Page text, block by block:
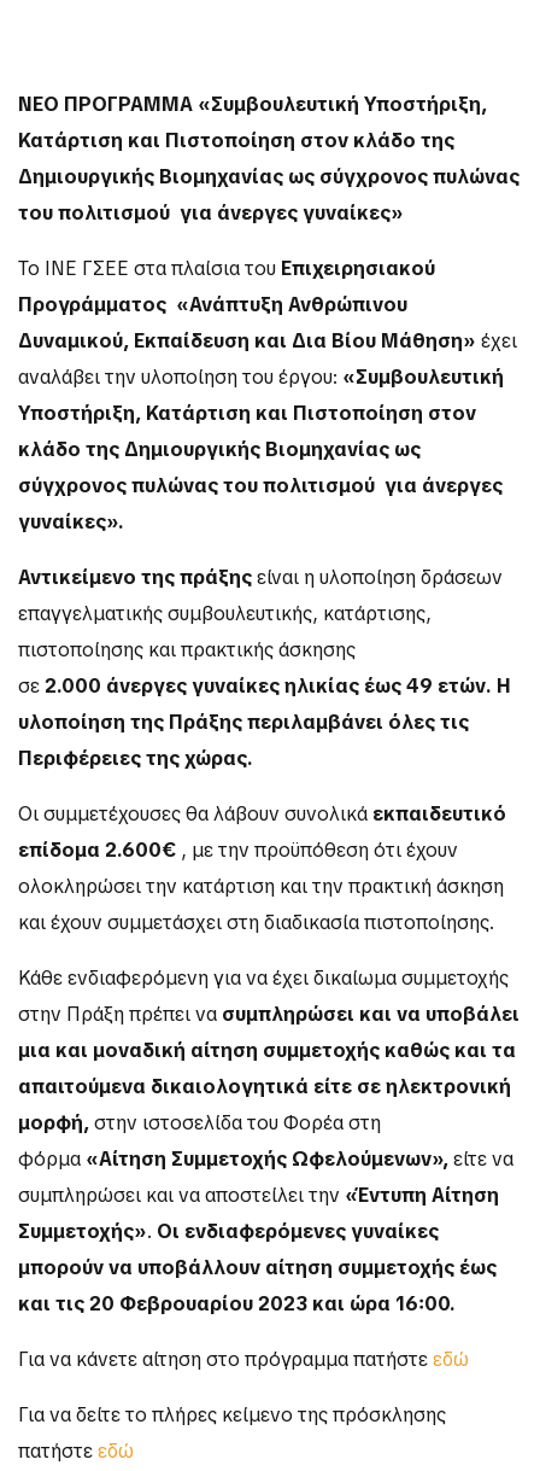
ΝΕΟ ΠΡΟΓΡΑΜΜΑ «Συμβουλευτική Υποστήριξη,
Κατάρτιση και Πιστοποίηση στον κλάδο της
Δημιουργικής Βιομηχανίας ως σύγχρονος πυλώνας
του πολιτισμού για άνεργες γυναίκες»
Το ΙΝΕ ΓΣΕΕ στα πλαίσια του Επιχειρησιακού
Προγράμματος «Ανάπτυξη Ανθρώπινου
Δυναμικού, Εκπαίδευση και Δια Βίου Μάθηση» έχει
αναλάβει την υλοποίηση του έργου: «Συμβουλευτική
Υποστήριξη, Κατάρτιση και Πιστοποίηση στον
κλάδο της Δημιουργικής Βιομηχανίας ως
σύγχρονος πυλώνας του πολιτισμού για άνεργες
γυναίκες».
Αντικείμενο της πράξηςείναι η υλοποίηση δράσεων
επαγγελματικής συμβουλευτικής, κατάρτισης,
πιστοποίησης και πρακτικής άσκησης
σε2.000 άνεργες γυναίκες ηλικίας έως 49 ετών. Η
υλοποίηση της Πράξης περιλαμβάνει όλες τις
Περιφέρειες της χώρας.
Οι συμμετέχουσες θα λάβουν συνολικά εκπαιδευτικό
επίδομα 2.600€ , με την προϋπόθεση ότι έχουν
ολοκληρώσει την κατάρτιση και την πρακτική άσκηση
και έχουν συμμετάσχει στη διαδικασία πιστοποίησης.
Κάθε ενδιαφερόμενη για να έχει δικαίωμα συμμετοχής
στην Πράξη πρέπει να συμπληρώσει και να υποβάλει
μια και μοναδική αίτηση συμμετοχής καθώς και τα
απαιτούμενα δικαιολογητικά είτε σε ηλεκτρονική
μορφή,στην ιστοσελίδα του Φορέα στη
φόρμα «Αίτηση Συμμετοχής Ωφελούμενων»,είτε να
συμπληρώσει και να αποστείλει την «Έντυπη Αίτηση
Συμμετοχής». Οι ενδιαφερόμενες γυναίκες
μπορούν να υποβάλλουν αίτηση συμμετοχής έως
και τις20 Φεβρουαρίου 2023 και ώρα 16:00.
Για να κάνετε αίτηση στο πρόγραμμα πατήστεεδώ
Για να δείτε το πλήρες κείμενο της πρόσκλησης
πατήστεεδώ